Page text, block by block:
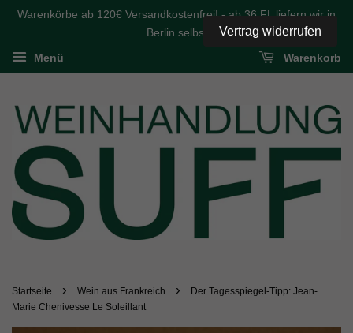
Warenkörbe ab 120€ Versandkostenfrei! - ab 36 FL liefern wir in
Berlin selbst
Menü Warenkorb
Startseite › Wein aus Frankreich ›
Der Tagesspiegel-Tipp: Jean-
Marie Chenivesse Le Soleillant
Vertrag widerrufen